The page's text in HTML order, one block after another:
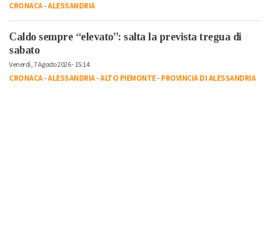
CRONACA-ALESSANDRIA
Caldo sempre “elevato”: salta la prevista tregua di
sabato
Venerdì, 7 Agosto 2026 - 15:14
CRONACA-ALESSANDRIA-ALTO PIEMONTE-PROVINCIA DI ALESSANDRIA